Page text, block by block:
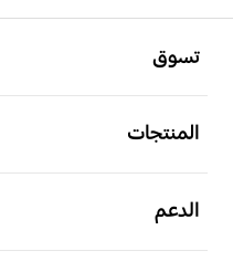
تسوق
المنتجات
الدعم